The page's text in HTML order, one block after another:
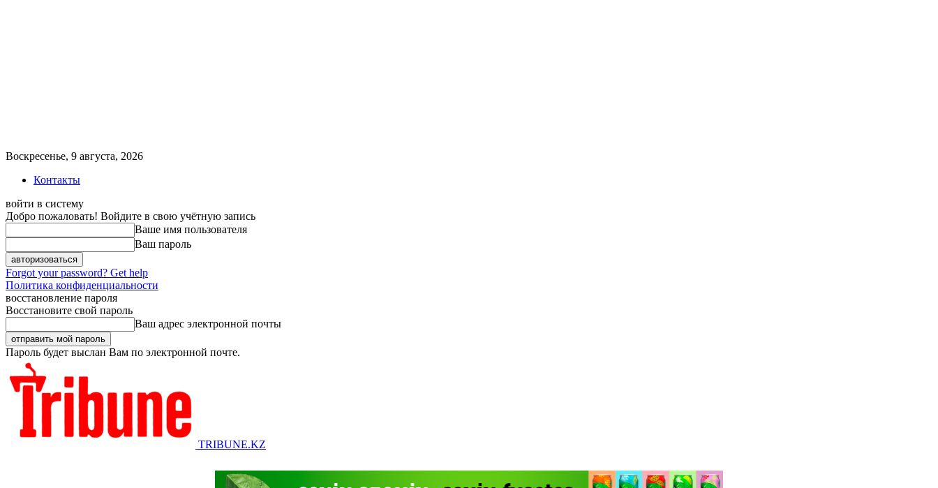
Воскресенье, 9 августа, 2026
Контакты
войти в систему
Добро пожаловать! Войдите в свою учётную запись
Ваше имя пользователя
Ваш пароль
Forgot your password? Get help
Политика конфиденциальности
восстановление пароля
Восстановите свой пароль
Ваш адрес электронной почты
Пароль будет выслан Вам по электронной почте.
TRIBUNE.KZ